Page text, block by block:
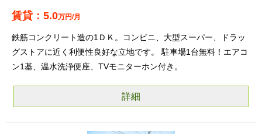
5.0万円/月
鉄筋コンクリート造の1ＤＫ。コンビニ、大型スーパー、ドラッ
グストアに近く利便性良好な立地です。 駐車場1台無料！エアコ
ン1基、温水洗浄便座、TVモニターホン付き。
詳細